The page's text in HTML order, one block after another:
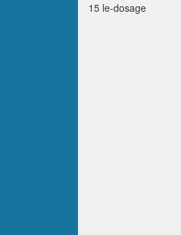
15 le-dosage